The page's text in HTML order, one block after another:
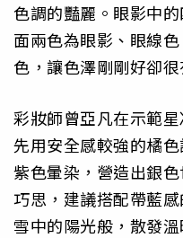
色調的豔麗。眼影中
面兩色為眼影、眼線
色，讓色澤剛剛好卻很
彩妝師曾亞凡在示範
先用安全感較強的橘
紫色暈染，營造出銀
巧思，建議搭配帶藍
雪中的陽光般，散發